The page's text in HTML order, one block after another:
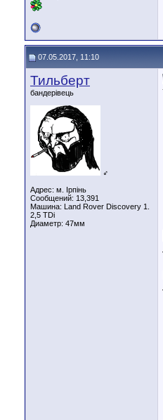
07.05.2017, 11:10
Тильберт
бандерівець
♂
Адрес: м. Ірпінь
Сообщений: 13,391
Машина: Land Rover Discovery 1.
2,5 TDi
Диаметр: 47мм